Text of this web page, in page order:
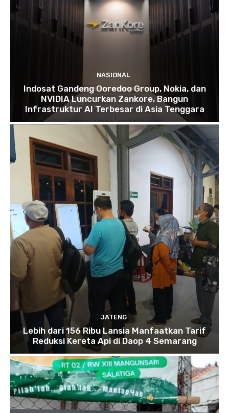
NASIONAL
Indosat Gandeng Ooredoo Group, Nokia, dan
NVIDIA Luncurkan Zankore, Bangun
Infrastruktur AI Terbesar di Asia Tenggara
JATENG
Lebih dari 156 Ribu Lansia Manfaatkan Tarif
Reduksi Kereta Api di Daop 4 Semarang